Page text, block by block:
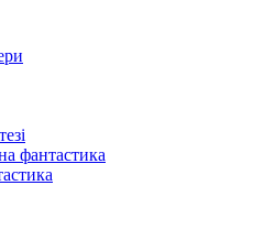
фантастика